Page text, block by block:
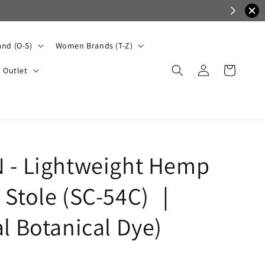
(O-S) Women Brands (T-Z)
Outlet
- Lightweight Hemp
(SC-54C) ｜
Botanical Dye)